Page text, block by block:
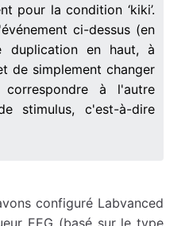
pour la condition ‘kiki’.
ci-dessus (en
duplication en haut, à
de simplement changer
à l'autre
stimulus, c'est-à-dire
configuré Labvanced